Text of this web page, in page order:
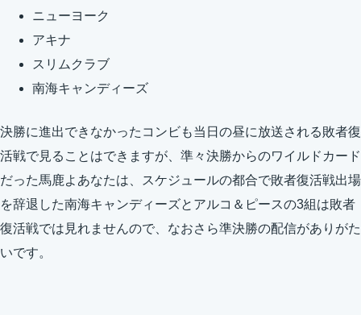
ニューヨーク
アキナ
スリムクラブ
南海キャンディーズ
決勝に進出できなかったコンビも当日の昼に放送される敗者復
活戦で見ることはできますが、準々決勝からのワイルドカード
だった馬鹿よあなたは、スケジュールの都合で敗者復活戦出場
を辞退した南海キャンディーズとアルコ＆ピースの3組は敗者
復活戦では見れませんので、なおさら準決勝の配信がありがた
いです。